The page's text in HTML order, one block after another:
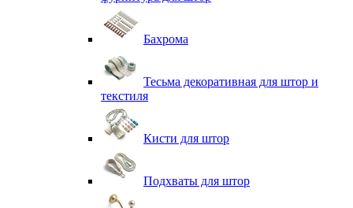
Бахрома
Тесьма декоративная для штор и
текстиля
Кисти для штор
Подхваты для штор